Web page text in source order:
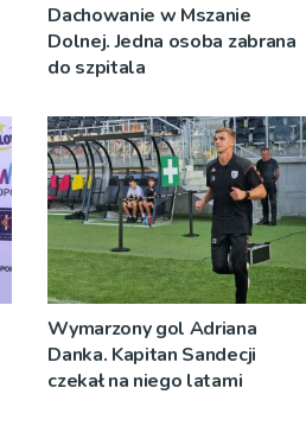
Dachowanie w Mszanie
Dolnej. Jedna osoba zabrana
do szpitala
Wymarzony gol Adriana
Danka. Kapitan Sandecji
czekał na niego latami